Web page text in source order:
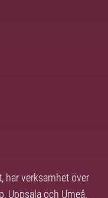
har verksamhet över
Uppsala och Umeå.